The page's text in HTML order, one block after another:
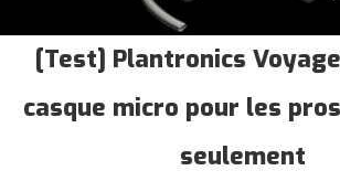
[Test] Plantronics
casque micro pour les
seulement